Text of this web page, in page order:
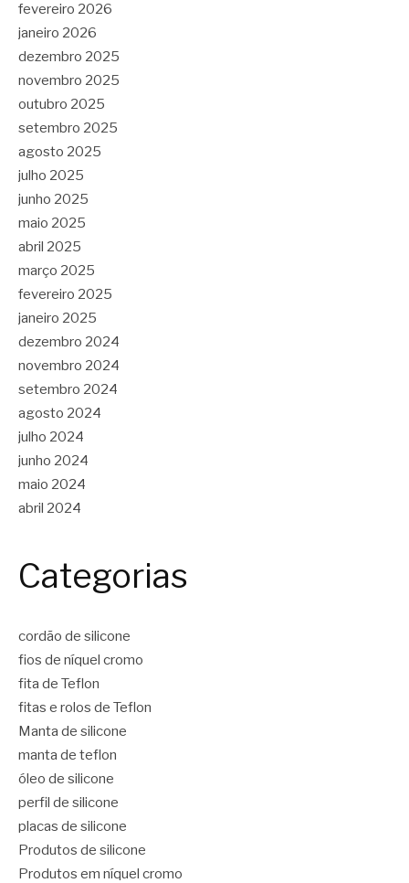
fevereiro 2026
janeiro 2026
dezembro 2025
novembro 2025
outubro 2025
setembro 2025
agosto 2025
julho 2025
junho 2025
maio 2025
abril 2025
março 2025
fevereiro 2025
janeiro 2025
dezembro 2024
novembro 2024
setembro 2024
agosto 2024
julho 2024
junho 2024
maio 2024
abril 2024
Categorias
cordão de silicone
fios de níquel cromo
fita de Teflon
fitas e rolos de Teflon
Manta de silicone
manta de teflon
óleo de silicone
perfil de silicone
placas de silicone
Produtos de silicone
Produtos em níquel cromo